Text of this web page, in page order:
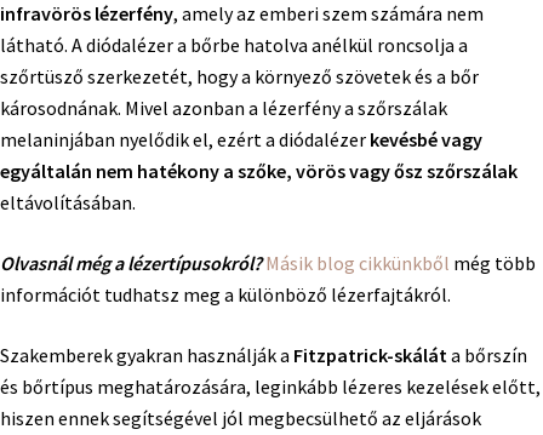
infravörös lézerfény, amely az emberi szem számára nem
látható. A diódalézer a bőrbe hatolva anélkül roncsolja a
szőrtüsző szerkezetét, hogy a környező szövetek és a bőr
károsodnának. Mivel azonban a lézerfény a szőrszálak
melaninjában nyelődik el, ezért a diódalézer kevésbé vagy
egyáltalán nem hatékony a szőke, vörös vagy ősz szőrszálak
eltávolításában.
Olvasnál még a lézertípusokról? Másik blog cikkünkből még több
információt tudhatsz meg a különböző lézerfajtákról.
Szakemberek gyakran használják a Fitzpatrick-skáláta bőrszín
és bőrtípus meghatározására, leginkább lézeres kezelések előtt,
hiszen ennek segítségével jól megbecsülhető az eljárások